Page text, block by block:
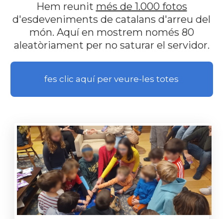
Hem reunit més de 1.000 fotos
d'esdeveniments de catalans d'arreu del
món. Aquí en mostrem només 80
aleatòriament per no saturar el servidor.
fes clic aquí per veure-les totes